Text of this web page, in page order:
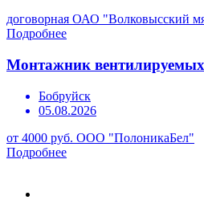
договорная ОАО "Волковысский
Подробнее
Монтажник
Бобруйск
05.08.2026
от 4000 руб. ООО "ПолоникаБел"
Подробнее